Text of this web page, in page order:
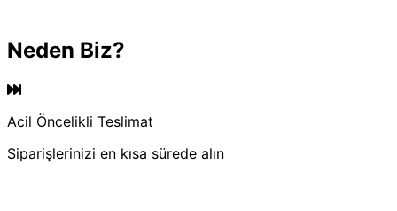
Neden Biz?
Acil Öncelikli Teslimat
Siparişlerinizi en kısa sürede alın